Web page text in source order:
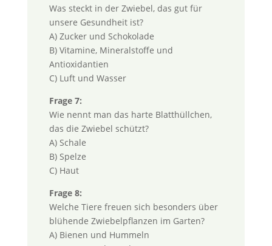
Was steckt in der Zwiebel, das gut für
unsere Gesundheit ist?
A) Zucker und Schokolade
B) Vitamine, Mineralstoffe und
Antioxidantien
C) Luft und Wasser
Frage 7:
Wie nennt man das harte Blatthüllchen,
das die Zwiebel schützt?
A) Schale
B) Spelze
C) Haut
Frage 8:
Welche Tiere freuen sich besonders über
blühende Zwiebelpflanzen im Garten?
A) Bienen und Hummeln